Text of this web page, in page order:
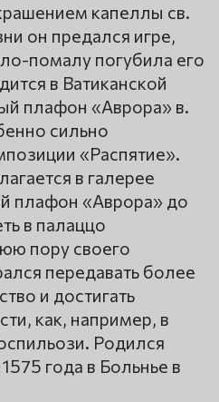
капеллы св.
он предался игре,
помалу погубила его
в Ватиканской
плафон «Аврора» в.
сильно
«Распятие».
в галерее
плафон «Аврора» до
в палаццо
пору своего
передавать более
и достигать
как, например, в
Родился
года в Больнье в